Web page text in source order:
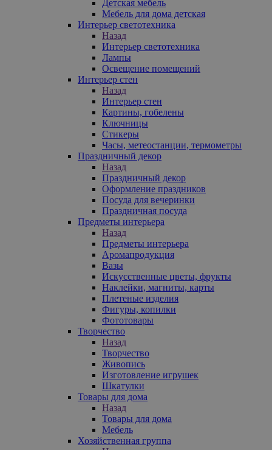
Детская мебель
Мебель для дома детская
Интерьер светотехника
Назад
Интерьер светотехника
Лампы
Освещение помещений
Интерьер стен
Назад
Интерьер стен
Картины, гобелены
Ключницы
Стикеры
Часы, метеостанции, термометры
Праздничный декор
Назад
Праздничный декор
Оформление праздников
Посуда для вечеринки
Праздничная посуда
Предметы интерьера
Назад
Предметы интерьера
Аромапродукция
Вазы
Искусственные цветы, фрукты
Наклейки, магниты, карты
Плетеные изделия
Фигуры, копилки
Фототовары
Творчество
Назад
Творчество
Живопись
Изготовление игрушек
Шкатулки
Товары для дома
Назад
Товары для дома
Мебель
Хозяйственная группа